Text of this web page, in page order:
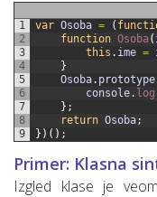
1
2
3
4
5
6
7
8
9
var Osoba = (
function Osoba(
this . ime =
}
Osoba. prototype
console. log
} ;
return Osoba;
} ) ( ) ;
Primer: Klasna
Izgled klase je